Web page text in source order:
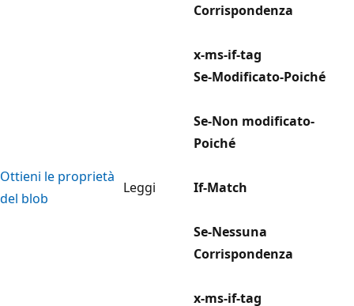
Corrispondenza
x-ms-if-tag
Ottieni le proprietà
del blob
Leggi
Se-Modificato-Poiché
Se-Non modificato-
Poiché
If-Match
Se-Nessuna
Corrispondenza
x-ms-if-tag